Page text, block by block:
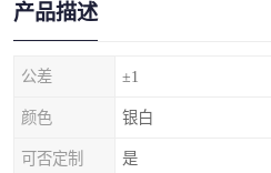
产品描述
公差 ±1
颜色 银白
可否定制 是